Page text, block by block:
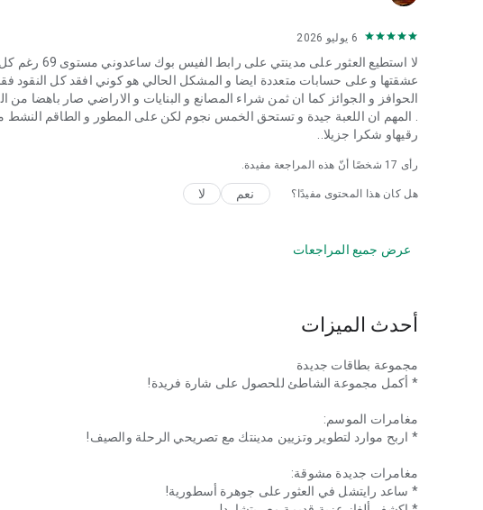
6 يوليو 2026
لا استطيع
عشقتها و على حسابات متعددة ايضا و المشكل الحالي هو كوني افقد كل النقود
الحوافز و الجوائز كما ان ثمن شراء المصانع و البنايات و الاراضي صار باهضا
. المهم ان اللعبة جيدة و تستحق الخمس نجوم لكن على المطور و الطاقم النشط
رقيهاو شكرا جزيلا..
رأى 17 شخصًا أنّ هذه المراجعة مفيدة.
هل كان هذا المحتوى مفيدًا؟ نعم لا
عرض جميع المراجعات
أحدث الميزات
مجموعة بطاقات جديدة
* أكمل مجموعة الشاطئ للحصول على شارة فريدة!
مغامرات الموسم:
* اربح موارد لتطوير وتزيين مدينتك مع تصريحي الرحلة والصيف!
مغامرات جديدة مشوقة:
* ساعد رايتشل في العثور على جوهرة أسطورية!